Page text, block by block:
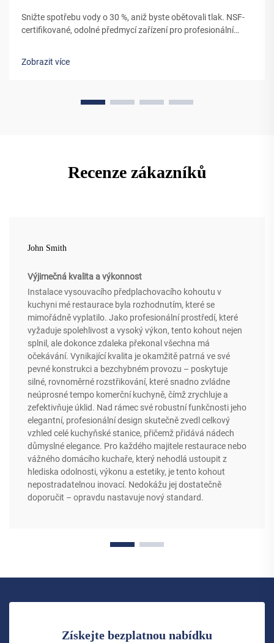
Snižte spotřebu vody o 30 %, aniž byste obětovali tlak. NSF-
certifikované, odolné předmycí zařízení pro profesionální
více.
Zobrazit více
Recenze zákazníků
John Smith
Výjimečná kvalita a výkonnost
Instalace vysouvacího předplachovacího kohoutu v
kuchyni mé restaurace byla rozhodnutím, které se
mimořádně vyplatilo. Jako profesionální prostředí, které
vyžaduje spolehlivost a vysoký výkon, tento kohout nejen
splnil, ale dokonce zdaleka překonal všechna má
očekávání. Vynikající kvalita je okamžitě patrná ve své
pevné konstrukci a bezchybném provozu – poskytuje
silné, rovnoměrné rozstřikování, které snadno zvládne
neúprosné tempo komerční kuchyně, čímž zrychluje a
zefektivňuje úklid. Nad rámec své robustní funkčnosti jeho
elegantní, profesionální design skutečně zvedl celkový
vzhled celé kuchyňské stanice, přičemž přidává nádech
důmyslné elegance. Pro každého majitele restaurace nebo
vážného domácího kuchaře, který nehodlá ustoupit z
hlediska odolnosti, výkonu a estetiky, je tento kohout
nepostradatelnou inovací. Nedokážu jej dostatečně
doporučit – opravdu nastavuje nový standard.
Získejte bezplatnou nabídku